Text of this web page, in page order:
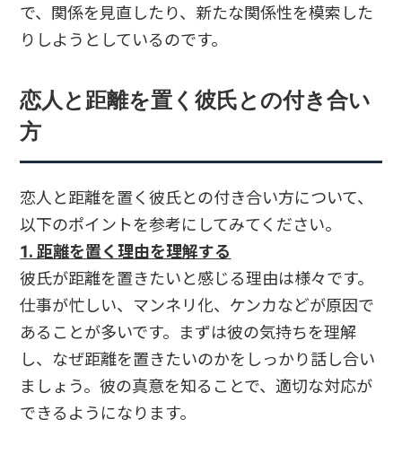
で、関係を見直したり、新たな関係性を模索した
りしようとしているのです。
恋人と距離を置く彼氏との付き合い
方
恋人と距離を置く彼氏との付き合い方について、
以下のポイントを参考にしてみてください。
1. 距離を置く理由を理解する
彼氏が距離を置きたいと感じる理由は様々です。
仕事が忙しい、マンネリ化、ケンカなどが原因で
あることが多いです。まずは彼の気持ちを理解
し、なぜ距離を置きたいのかをしっかり話し合い
ましょう。彼の真意を知ることで、適切な対応が
できるようになります。